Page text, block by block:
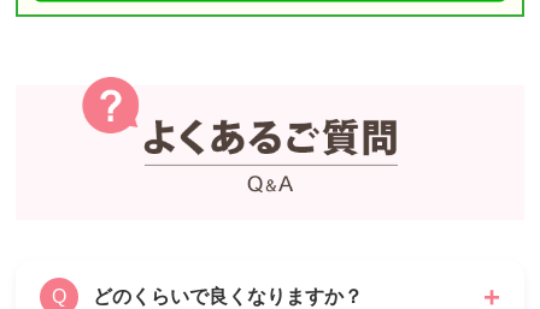
Q どのくらいで良くなりますか？